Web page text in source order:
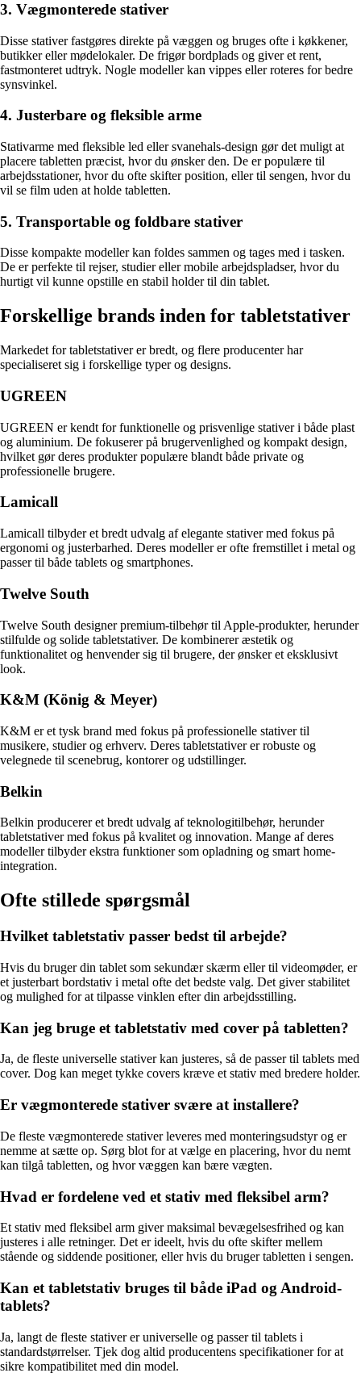
3. Vægmonterede stativer
Disse stativer fastgøres direkte på væggen og bruges ofte i køkkener,
butikker eller mødelokaler. De frigør bordplads og giver et rent,
fastmonteret udtryk. Nogle modeller kan vippes eller roteres for bedre
synsvinkel.
4. Justerbare og fleksible arme
Stativarme med fleksible led eller svanehals-design gør det muligt at
placere tabletten præcist, hvor du ønsker den. De er populære til
arbejdsstationer, hvor du ofte skifter position, eller til sengen, hvor du
vil se film uden at holde tabletten.
5. Transportable og foldbare stativer
Disse kompakte modeller kan foldes sammen og tages med i tasken.
De er perfekte til rejser, studier eller mobile arbejdspladser, hvor du
hurtigt vil kunne opstille en stabil holder til din tablet.
Forskellige brands inden for tabletstativer
Markedet for tabletstativer er bredt, og flere producenter har
specialiseret sig i forskellige typer og designs.
UGREEN
UGREEN er kendt for funktionelle og prisvenlige stativer i både plast
og aluminium. De fokuserer på brugervenlighed og kompakt design,
hvilket gør deres produkter populære blandt både private og
professionelle brugere.
Lamicall
Lamicall tilbyder et bredt udvalg af elegante stativer med fokus på
ergonomi og justerbarhed. Deres modeller er ofte fremstillet i metal og
passer til både tablets og smartphones.
Twelve South
Twelve South designer premium-tilbehør til Apple-produkter, herunder
stilfulde og solide tabletstativer. De kombinerer æstetik og
funktionalitet og henvender sig til brugere, der ønsker et eksklusivt
look.
K&M (König & Meyer)
K&M er et tysk brand med fokus på professionelle stativer til
musikere, studier og erhverv. Deres tabletstativer er robuste og
velegnede til scenebrug, kontorer og udstillinger.
Belkin
Belkin producerer et bredt udvalg af teknologitilbehør, herunder
tabletstativer med fokus på kvalitet og innovation. Mange af deres
modeller tilbyder ekstra funktioner som opladning og smart home-
integration.
Ofte stillede spørgsmål
Hvilket tabletstativ passer bedst til arbejde?
Hvis du bruger din tablet som sekundær skærm eller til videomøder, er
et justerbart bordstativ i metal ofte det bedste valg. Det giver stabilitet
og mulighed for at tilpasse vinklen efter din arbejdsstilling.
Kan jeg bruge et tabletstativ med cover på tabletten?
Ja, de fleste universelle stativer kan justeres, så de passer til tablets med
cover. Dog kan meget tykke covers kræve et stativ med bredere holder.
Er vægmonterede stativer svære at installere?
De fleste vægmonterede stativer leveres med monteringsudstyr og er
nemme at sætte op. Sørg blot for at vælge en placering, hvor du nemt
kan tilgå tabletten, og hvor væggen kan bære vægten.
Hvad er fordelene ved et stativ med fleksibel arm?
Et stativ med fleksibel arm giver maksimal bevægelsesfrihed og kan
justeres i alle retninger. Det er ideelt, hvis du ofte skifter mellem
stående og siddende positioner, eller hvis du bruger tabletten i sengen.
Kan et tabletstativ bruges til både iPad og Android-
tablets?
Ja, langt de fleste stativer er universelle og passer til tablets i
standardstørrelser. Tjek dog altid producentens specifikationer for at
sikre kompatibilitet med din model.